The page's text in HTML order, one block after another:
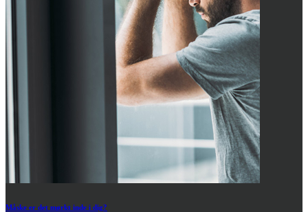
Måske er det mørkt inde i dig?